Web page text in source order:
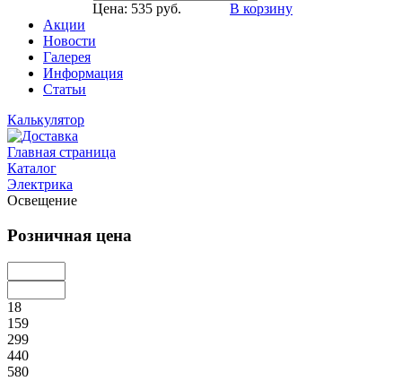
Цена: 535 руб.
В корзину
Акции
Новости
Галерея
Информация
Статьи
Калькулятор
Главная страница
Каталог
Электрика
Освещение
Розничная цена
18
159
299
440
580